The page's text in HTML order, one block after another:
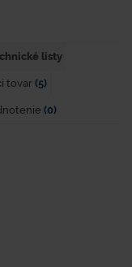
listy
tovar (5)
(0)